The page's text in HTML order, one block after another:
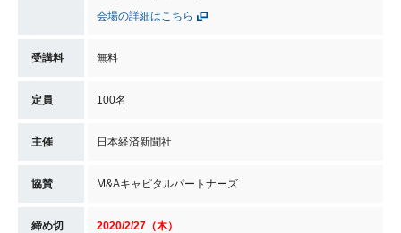
会場の詳細はこちら
受講料 無料
定員 100名
主催 日本経済新聞社
協賛 M&Aキャピタルパートナーズ
締め切
2020/2/27（木）